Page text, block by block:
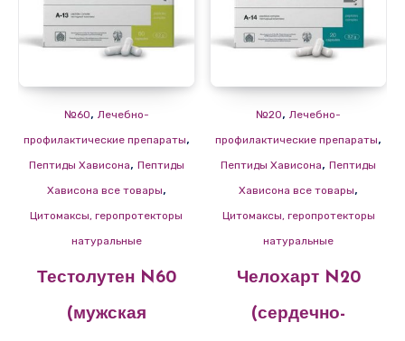
№60, Лечебно-
профилактические препараты,
Пептиды Хависона, Пептиды
Хависона все товары,
Цитомаксы, геропротекторы
натуральные
Тестолутен N60
(мужская
№20,Лечебно-
профилактические препараты,
Пептиды Хависона,Пептиды
Хависона все товары,
Цитомаксы, геропротекторы
натуральные
Челохарт N20
(сердечно-